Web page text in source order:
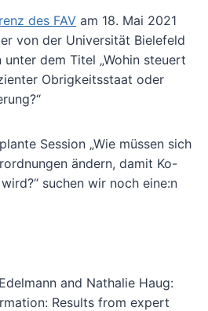
des FAV am 18. Mai 2021
von der Universität Bielefeld
unter dem Titel „Wohin steuert
Obrigkeitsstaat oder
Session „Wie müssen sich
ändern, damit Ko-
suchen wir noch eine:n
and Nathalie Haug:
Results from expert